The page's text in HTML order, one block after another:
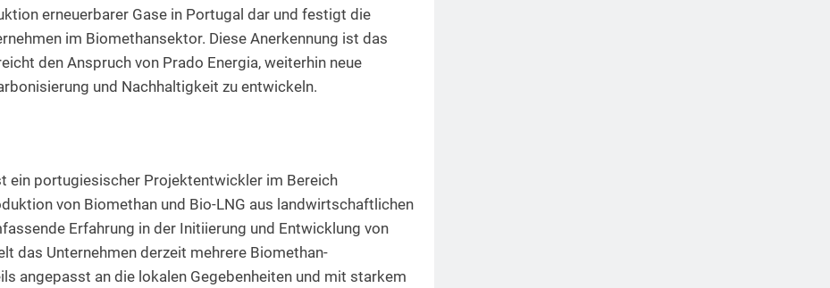
erneuerbarer Gase in Portugal dar und festigt die
im Biomethansektor. Diese Anerkennung ist das
den Anspruch von Prado Energia, weiterhin neue
und Nachhaltigkeit zu entwickeln.
ein portugiesischer Projektentwickler im Bereich
von Biomethan und Bio-LNG aus landwirtschaftlichen
Erfahrung in der Initiierung und Entwicklung von
das Unternehmen derzeit mehrere Biomethan-
angepasst an die lokalen Gegebenheiten und mit starkem